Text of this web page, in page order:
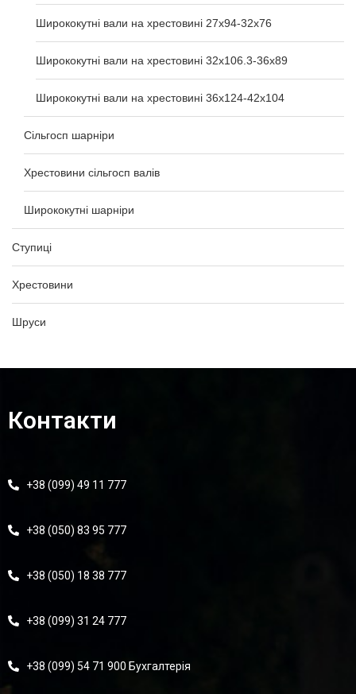
Ширококутні вали на хрестовині 27х94-32х76
Ширококутні вали на хрестовині 32х106.3-36х89
Ширококутні вали на хрестовині 36х124-42х104
Сільгосп шарніри
Хрестовини сільгосп валів
Ширококутні шарніри
Ступиці
Хрестовини
Шруси
Контакти
+38 (099) 49 11 777
+38 (050) 83 95 777
+38 (050) 18 38 777
+38 (099) 31 24 777
+38 (099) 54 71 900 Бухгалтерія